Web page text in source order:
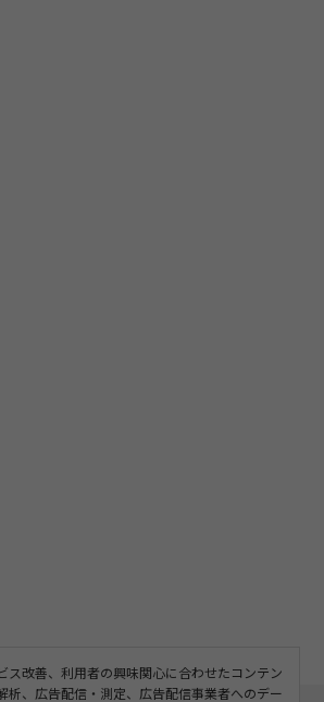
ス改善、利用者の興味関心に合わせたコンテン
析、広告配信・測定、広告配信事業者へのデー